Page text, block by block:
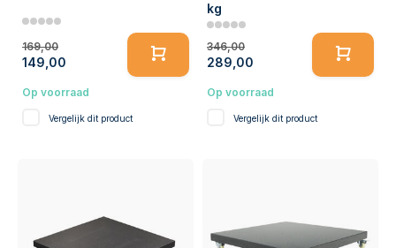
169,00
149,00
Op voorraad
Vergelijk dit product
kg
346,00
289,00
Op voorraad
Vergelijk dit product